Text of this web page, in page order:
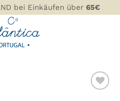
bei Einkäufen über 65€